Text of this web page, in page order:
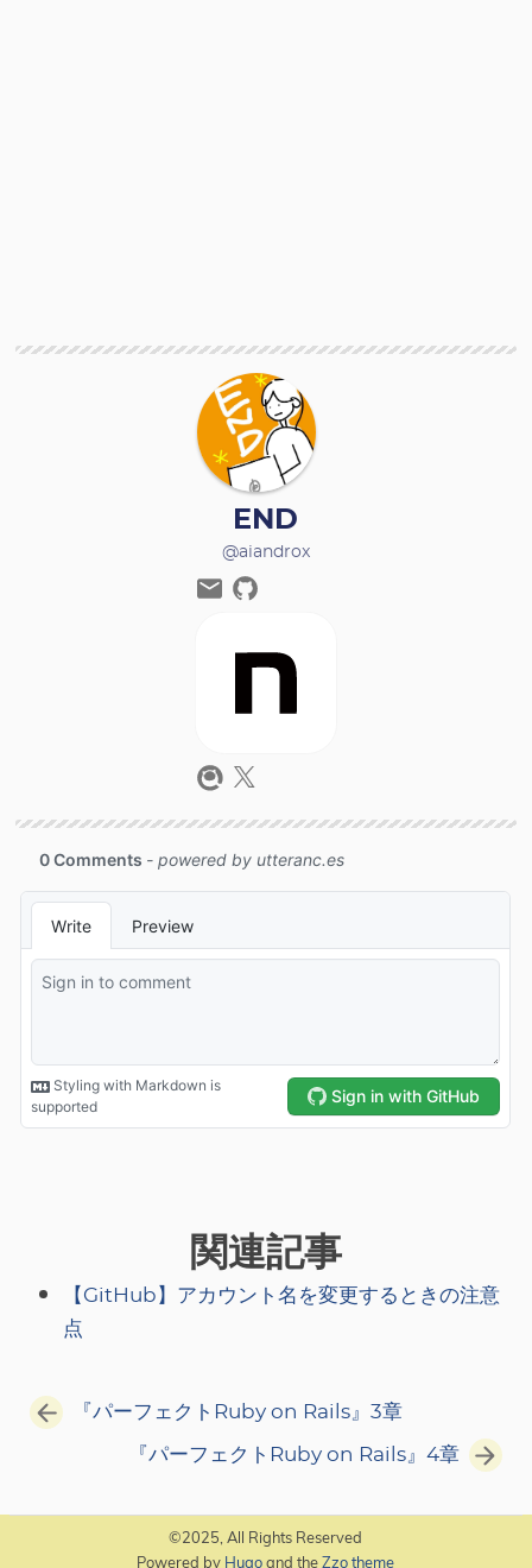
END
@aiandrox
関連記事
【GitHub】アカウント名を変更するときの注意
点
『パーフェクトRuby on Rails』3章
『パーフェクトRuby on Rails』4章
©2025, All Rights Reserved
Powered by Hugoand theZzo theme